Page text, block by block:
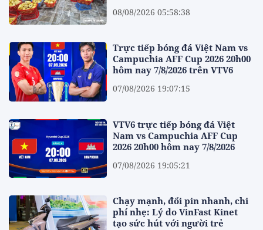
08/08/2026 05:58:38
Trực tiếp bóng đá Việt Nam vs
Campuchia AFF Cup 2026 20h00
hôm nay 7/8/2026 trên VTV6
07/08/2026 19:07:15
VTV6 trực tiếp bóng đá Việt
Nam vs Campuchia AFF Cup
2026 20h00 hôm nay 7/8/2026
07/08/2026 19:05:21
Chạy mạnh, đổi pin nhanh, chi
phí nhẹ: Lý do VinFast Kinet
tạo sức hút với người trẻ